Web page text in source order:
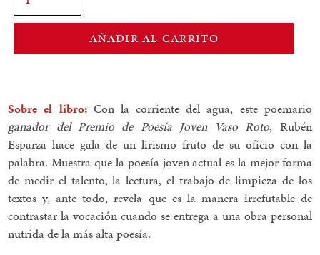
AÑADIR AL CARRITO
Sobre el libro:Con la corriente del agua, este poemario
ganador del Premio de Poesía Joven Vaso Roto, Rubén
Esparza hace gala de un lirismo fruto de su oficio con la
palabra. Muestra que la poesía joven actual es la mejor forma
de medir el talento, la lectura, el trabajo de limpieza de los
textos y, ante todo, revela que es la manera irrefutable de
contrastar la vocación cuando se entrega a una obra personal
nutrida de la más alta poesía.